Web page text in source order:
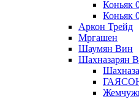
Коньяк
Коньяк
Аркон Трейд
Мргашен
Шаумян Вин
Шахназарян